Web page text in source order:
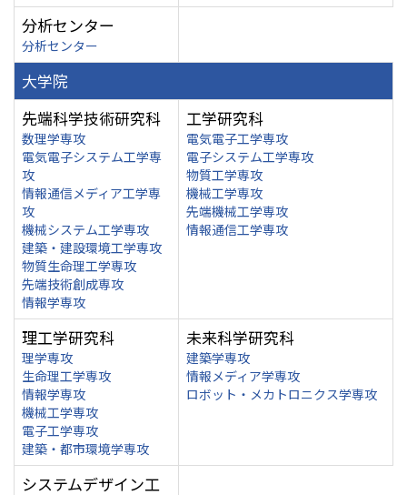
分析センター
分析センター
大学院
先端科学技術研究科
数理学専攻
電気電子システム工学専
攻
情報通信メディア工学専
攻
機械システム工学専攻
建築・建設環境工学専攻
物質生命理工学専攻
先端技術創成専攻
情報学専攻
工学研究科
電気電子工学専攻
電子システム工学専攻
物質工学専攻
機械工学専攻
先端機械工学専攻
情報通信工学専攻
理工学研究科
理学専攻
生命理工学専攻
情報学専攻
機械工学専攻
電子工学専攻
建築・都市環境学専攻
未来科学研究科
建築学専攻
情報メディア学専攻
ロボット・メカトロニクス学専攻
システムデザイン工